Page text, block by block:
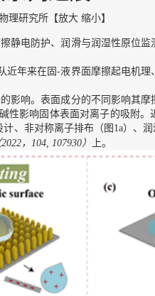
理研究所 【放大 缩小】
电防护、润滑与润湿性原位监
年来在固-液界面摩擦起电机理
响。表面成分的不同影响其摩
影响固体表面对离子的吸附。
、非对称离子排布（图 1a）、润
2022，104, 107930） 上。